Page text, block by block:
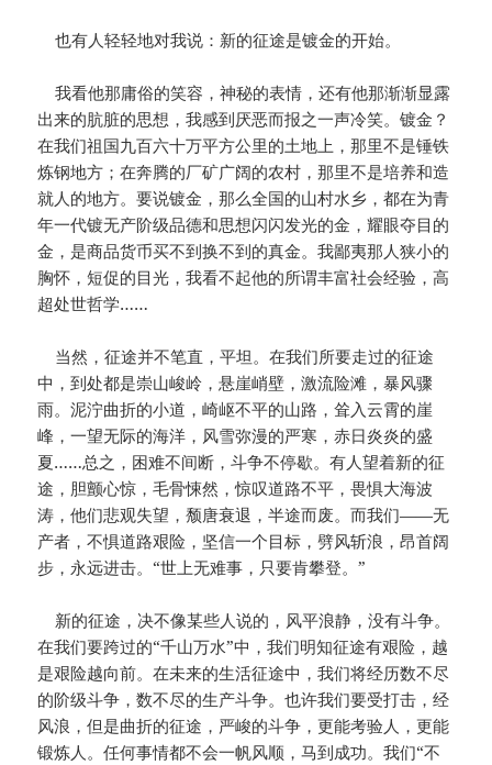
也有人轻轻地对我说：新的征途是镀金的开始。
我看他那庸俗的笑容，神秘的表情，还有他那渐渐显露
出来的肮脏的思想，我感到厌恶而报之一声冷笑。镀金？
在我们祖国九百六十万平方公里的土地上，那里不是锤铁
炼钢地方；在奔腾的厂矿广阔的农村，那里不是培养和造
就人的地方。要说镀金，那么全国的山村水乡，都在为青
年一代镀无产阶级品德和思想闪闪发光的金，耀眼夺目的
金，是商品货币买不到换不到的真金。我鄙夷那人狭小的
胸怀，短促的目光，我看不起他的所谓丰富社会经验，高
超处世哲学……
当然，征途并不笔直，平坦。在我们所要走过的征途
中，到处都是崇山峻岭，悬崖峭壁，激流险滩，暴风骤
雨。泥泞曲折的小道，崎岖不平的山路，耸入云霄的崖
峰，一望无际的海洋，风雪弥漫的严寒，赤日炎炎的盛
夏……总之，困难不间断，斗争不停歇。有人望着新的征
途，胆颤心惊，毛骨悚然，惊叹道路不平，畏惧大海波
涛，他们悲观失望，颓唐衰退，半途而废。而我们——无
产者，不惧道路艰险，坚信一个目标，劈风斩浪，昂首阔
步，永远进击。“世上无难事，只要肯攀登。”
新的征途，决不像某些人说的，风平浪静，没有斗争。
在我们要跨过的“千山万水”中，我们明知征途有艰险，越
是艰险越向前。在未来的生活征途中，我们将经历数不尽
的阶级斗争，数不尽的生产斗争。也许我们要受打击，经
风浪，但是曲折的征途，严峻的斗争，更能考验人，更能
锻炼人。任何事情都不会一帆风顺，马到成功。我们“不